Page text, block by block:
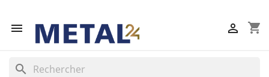
 shopping_cart

search